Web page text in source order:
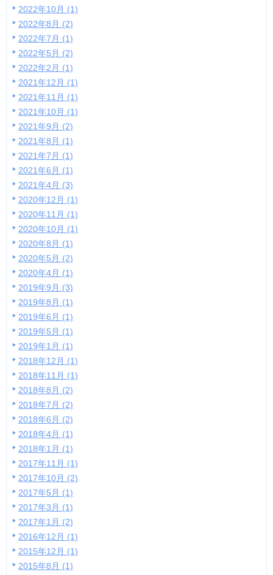
2022年10月 (1)
2022年8月 (2)
2022年7月 (1)
2022年5月 (2)
2022年2月 (1)
2021年12月 (1)
2021年11月 (1)
2021年10月 (1)
2021年9月 (2)
2021年8月 (1)
2021年7月 (1)
2021年6月 (1)
2021年4月 (3)
2020年12月 (1)
2020年11月 (1)
2020年10月 (1)
2020年8月 (1)
2020年5月 (2)
2020年4月 (1)
2019年9月 (3)
2019年8月 (1)
2019年6月 (1)
2019年5月 (1)
2019年1月 (1)
2018年12月 (1)
2018年11月 (1)
2018年8月 (2)
2018年7月 (2)
2018年6月 (2)
2018年4月 (1)
2018年1月 (1)
2017年11月 (1)
2017年10月 (2)
2017年5月 (1)
2017年3月 (1)
2017年1月 (2)
2016年12月 (1)
2015年12月 (1)
2015年8月 (1)